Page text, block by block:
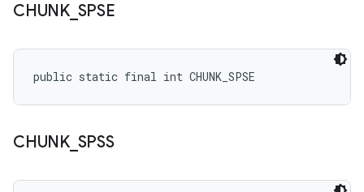
CHUNK_ SPSE
public static final int CHUNK_SPSE
CHUNK_ SPSS